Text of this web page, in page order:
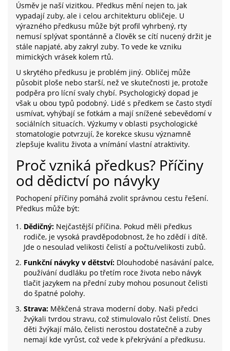
Úsměv je naší vizitkou. Předkus mění nejen to, jak
vypadají zuby, ale i celou architekturu obličeje. U
výrazného předkusu může být profil vyhrbený, rty
nemusí splývat spontánně a člověk se cítí nucený držit je
stále napjaté, aby zakryl zuby. To vede ke vzniku
mimických vrásek kolem rtů.
U skrytého předkusu je problém jiný. Obličej může
působit ploše nebo starší, než ve skutečnosti je, protože
podpěra pro lícní svaly chybí. Psychologický dopad je
však u obou typů podobný. Lidé s předkem se často stydí
usmívat, vyhýbají se fotkám a mají snížené sebevědomí v
sociálních situacích. Výzkumy v oblasti psychologické
stomatologie potvrzují, že korekce skusu významně
zlepšuje kvalitu života a vnímání vlastní atraktivity.
Proč vzniká předkus? Příčiny
od dědictví po návyky
Pochopení příčiny pomáhá zvolit správnou cestu řešení.
Předkus může být:
Dědičný: Nejčastější příčina. Pokud měli předkus
rodiče, je vysoká pravděpodobnost, že ho zdědí i dítě.
Jde o nesoulad velikosti čelistí a počtu/velikosti zubů.
Funkční návyky v dětství: Dlouhodobé nasávání palce,
používání dudláku po třetím roce života nebo návyk
tlačit jazykem na přední zuby mohou posunout čelisti
do špatné polohy.
Strava: Měkčená strava moderní doby. Naši předci
žvýkali tvrdou stravu, což stimulovalo růst čelistí. Dnes
děti žvýkají málo, čelisti nerostou dostatečně a zuby
nemají kde vyrůst, což vede k překrývání a předkusu.